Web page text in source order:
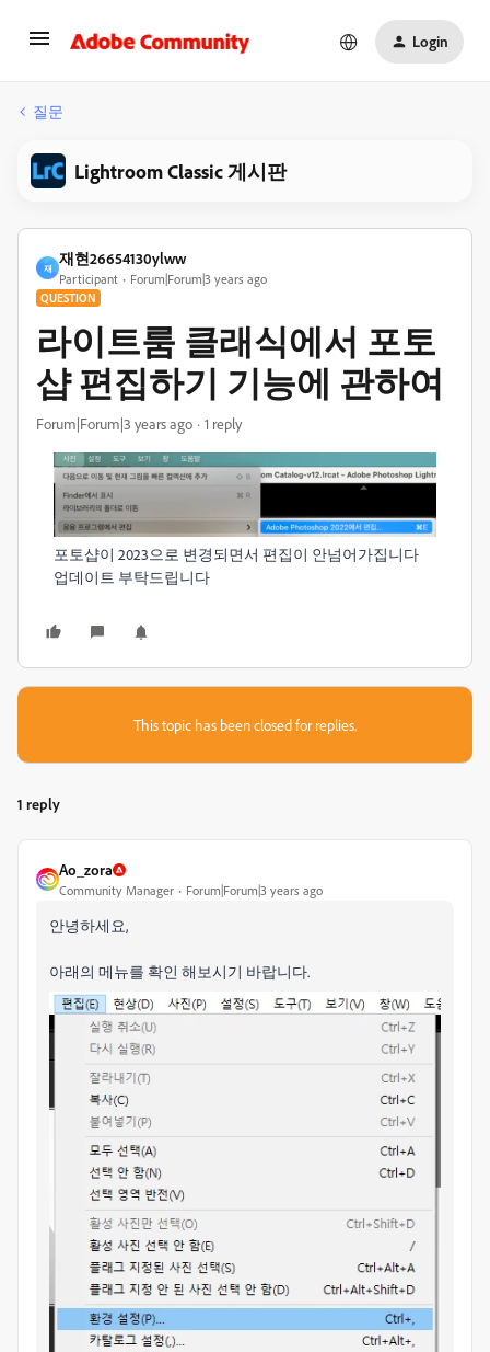
Login
질문
Lightroom Classic 게시판
재
재현26654130ylww
Participant Forum|Forum|3 years ago
QUESTION
라이트룸 클래식에서 포토
샵 편집하기 기능에 관하여
Forum|Forum|3 years ago 1 reply
포토샵이 2023으로 변경되면서 편집이 안넘어가집니다
업데이트 부탁드립니다
This topic has been closed for replies.
1 reply
Ao_zora
Community Manager Forum|Forum|3 years ago
안녕하세요,
아래의 메뉴를 확인 해보시기 바랍니다.